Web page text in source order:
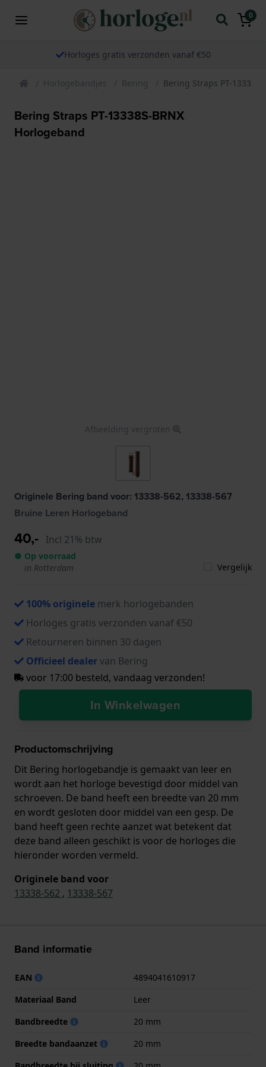
0
Horloges gratis verzonden vanaf €50
Horlogebandjes Bering Bering Straps PT-
Bering Straps PT-13338S-BRNX
Horlogeband
Afbeelding vergroten
Originele Bering band voor: 13338-562, 13338-567
Bruine Leren Horlogeband
40,- Incl 21% btw
● Op voorraad
in Rotterdam
Vergelijk
100% originele merk horlogebanden
Horloges gratis verzonden vanaf €50
Retourneren binnen 30 dagen
Officieel dealervan Bering
voor 17:00 besteld, vandaag verzonden!
In Winkelwagen
Productomschrijving
Dit Bering horlogebandje is gemaakt van leer en
wordt aan het horloge bevestigd door middel van
schroeven. De band heeft een breedte van 20 mm
en wordt gesloten door middel van een gesp. De
band heeft geen rechte aanzet wat betekent dat
deze band alleen geschikt is voor de horloges die
hieronder worden vermeld.
Originele band voor
13338-562 , 13338-567
Band informatie
EAN
4894041610917
Materiaal Band
Leer
Bandbreedte
20 mm
Breedte bandaanzet
20 mm